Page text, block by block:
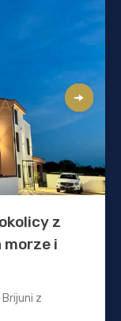
z
morze i
z